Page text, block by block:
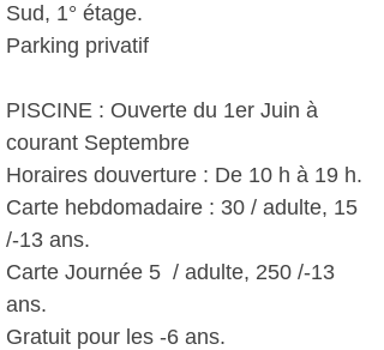
Sud, 1° étage.
Parking privatif
PISCINE : Ouverte du 1er Juin à
courant Septembre
Horaires douverture : De 10 h à 19 h.
Carte hebdomadaire : 30 / adulte, 15 
/-13 ans.
Carte Journée 5  / adulte, 250 /-13
ans.
Gratuit pour les -6 ans.